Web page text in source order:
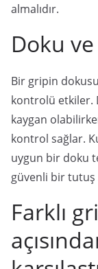
almalıdır.
Doku
Bir gripin
kontrolü etkiler.
kaygan
kontrol sağlar.
uygun bir doku
güvenli bir tutuş
Farklı